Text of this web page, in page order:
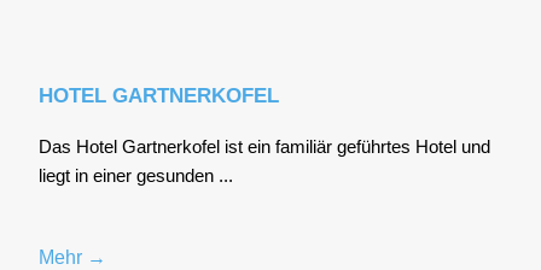
HOTEL GARTNERKOFEL
Das Hotel Gart­ner­ko­fel ist ein fami­li­är geführ­tes Hotel und
liegt in einer gesun­den ...
Mehr →